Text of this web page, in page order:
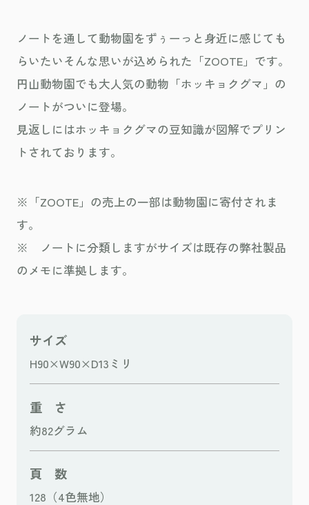
ノートを通して動物園をずぅーっと身近に感じても
らいたいそんな思いが込められた「ZOOTE」です。
円山動物園でも大人気の動物「ホッキョクグマ」の
ノートがついに登場。
見返しにはホッキョクグマの豆知識が図解でプリン
トされております。
※「ZOOTE」の売上の一部は動物園に寄付されま
す。
※ ノートに分類しますがサイズは既存の弊社製品
のメモに準拠します。
サイズ
H90×W90×D13ミリ
重 さ
約82グラム
頁 数
128（4色無地）